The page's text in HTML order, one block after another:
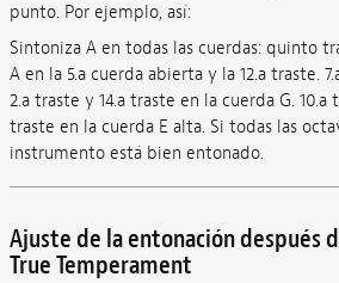
punto. Por ejemplo, así:
Sintoniza A en todas las cuerdas: quinto
A en la 5.a cuerda abierta y la 12.a traste.
2.a traste y 14.a traste en la cuerda G. 10.a
traste en la cuerda E alta. Si todas las
instrumento está bien entonado.
Ajuste de la entonación después
True Temperament